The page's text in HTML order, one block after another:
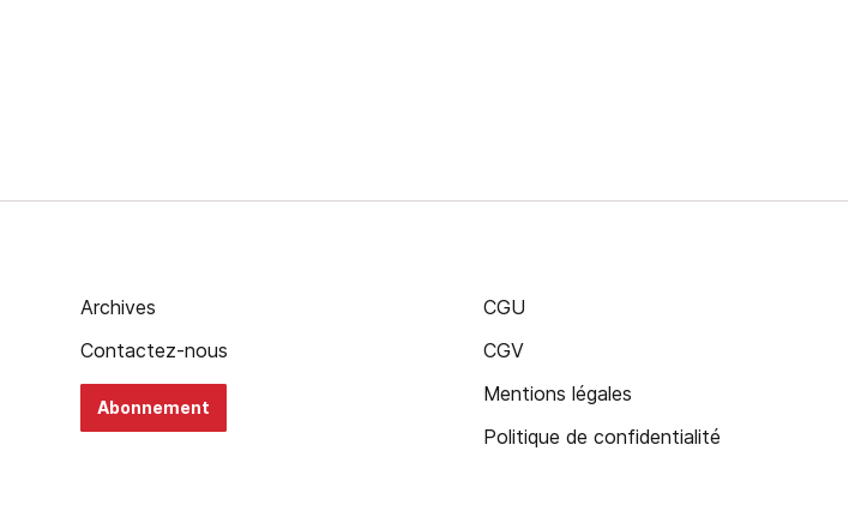
Archives
Contactez-nous
Abonnement
CGU
CGV
Mentions légales
Politique de confidentialité